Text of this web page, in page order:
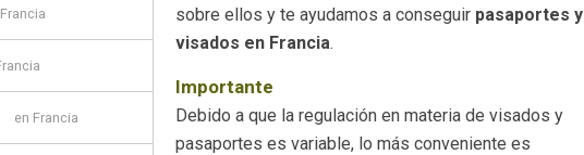
en Francia
sobre ellos y te ayudamos a conseguir pasaportes y
visados en Francia.
Importante
Debido a que la regulación en materia de visados y
pasaportes es variable, lo más conveniente es